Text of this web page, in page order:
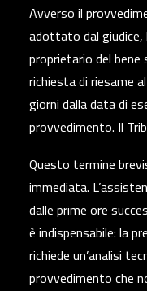
Avverso il
adottato dal
proprietario del
richiesta di riesame
giorni dalla data di
provvedimento. Il
Questo termine
immediata.
dalle prime ore
è indispensabile: la
richiede un’analisi
provvedimento che